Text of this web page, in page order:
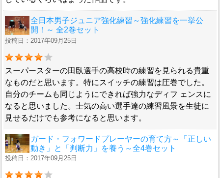
全日本男子ジュニア強化練習～強化練習を一挙公
開！～ 全2巻セット
投稿日：2017年09月25日
スーパースターの田臥選手の高校時の練習を見られる貴重
なものだと思います。特にスイッチの練習は圧巻でした。
自分のチームも同じようにできれば強力なディフ ェンスに
なると思いました。士気の高い選手達の練習風景を生徒に
見せるだけでも参考になると思います。
ガード・フォワードプレーヤーの育て方～「正しい
動き」と「判断力」を養う～全4巻セット
投稿日：2017年09月25日